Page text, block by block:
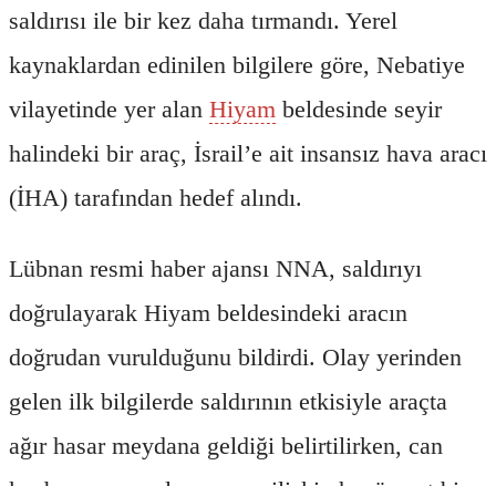
saldırısı ile bir kez daha tırmandı. Yerel
kaynaklardan edinilen bilgilere göre, Nebatiye
vilayetinde yer alan Hiyam beldesinde seyir
halindeki bir araç, İsrail’e ait insansız hava aracı
(İHA) tarafından hedef alındı.
Lübnan resmi haber ajansı NNA, saldırıyı
doğrulayarak Hiyam beldesindeki aracın
doğrudan vurulduğunu bildirdi. Olay yerinden
gelen ilk bilgilerde saldırının etkisiyle araçta
ağır hasar meydana geldiği belirtilirken, can